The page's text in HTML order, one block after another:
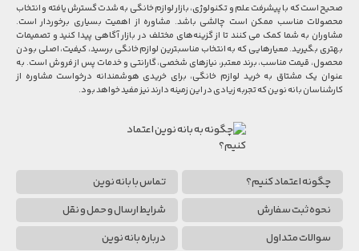
صحیح است که با پیشرفت علم و تکنولوژی، بازار لوازم خانگی به شدت گسترش یافته و انتخاب
محصولات مناسب ممکن است چالشی باشد. مشاوره از اهمیت بسیاری برخوردار است.
مشاوران به شما کمک می کنند تا از گزینه‌های مختلف در بازار آگاهی پیدا کنید و تصمیمات
بهتری بگیرید. معیارهایی که به انتخاب مناسبترین لوازم خانگی برسید، کیفیت، اصلی بودن
محصول، قیمت مناسب، برند معتبر، نیازهای شخصی، گارانتی و خدمات پس از فروش است. به
عنوان یک مشتاق به خرید لوازم خانگی، برای خریدی هوشمندانه درخواست مشاوره از
کارشناسان بانه نوین که تجربه زیادی در این زمینه دارند نیز مفید خواهد بود.
چگونه اعتماد کنیم؟
تماس با بانه نوین
نحوه ثبت سفارش
شرایط ارسال و حمل و نقل
سوالات متداول
درباره بانه نوین